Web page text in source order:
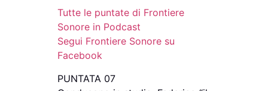
Tutte le puntate di Frontiere
Sonore in Podcast
Segui Frontiere Sonore su
Facebook
PUNTATA 07